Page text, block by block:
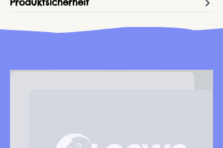
Produktsicherheit